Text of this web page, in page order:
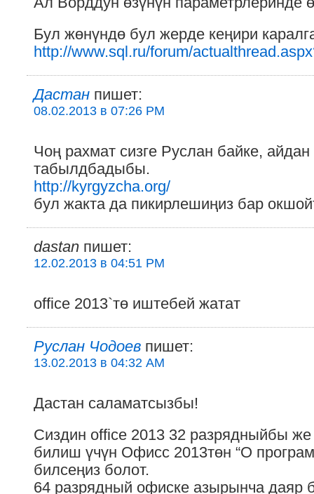
Бул жөнүндө бул жерде кеңири
http://www.sql.ru/forum/
Дастан пишет:
08.02.2013 в 07:26 PM
Чоң рахмат сизге Руслан байке,
табылдбадыбы.
http://kyrgyzcha.org/
бул жакта да пикирлешиңиз бар
dastan пишет:
12.02.2013 в 04:51 PM
office 2013`тө иштебей жатат
Руслан Чодоев пишет:
13.02.2013 в 04:32 AM
Дастан саламатсызбы!
Сиздин office 2013 32 разрядныйбы
билиш үчүн Офисс 2013төн “О
билсеңиз болот.
64 разрядный офиске азырынча даяр